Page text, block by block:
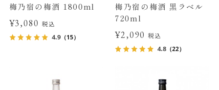
梅乃宿の梅酒 1800ml
¥3,080税込
4.9（15）
梅乃宿の梅酒 黒ラベル
720ml
¥2,090 税込
4.8 （22）